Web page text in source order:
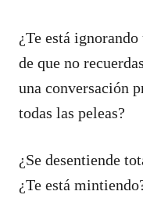
¿Te está
de que no
una conversación
todas las peleas?
¿Se desentiende
¿Te está